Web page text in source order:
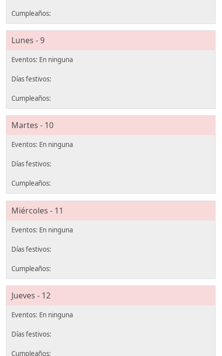
Lunes - 9
Martes - 10
Miércoles - 11
Jueves - 12